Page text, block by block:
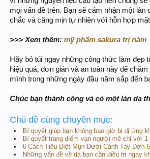
mọi vấn đề trên. Bạn sẽ cảm nhận một làn
chắc và căng mịn tự nhiên với hỗn hợp
>>> Xem thêm: mỹ phẩm sakura trị nám
Hãy bỏ túi ngay những công thức làm đẹp
hiệu quả, đơn giản và an toàn này để
mình trong những ngày đầu năm sắp đến
Chúc bạn thành công và có một làn da
Chủ đề cùng chuyên mục:
Bí quyết giúp bạn không bao giờ bị dị ứng
Bí quyết trang điểm vạn người mê chỉ với 1
6 Cách Tiêu Diệt Mụn Dưới Cánh Tay Đơn
Những vấn đề về da bạn cần điều trị ngay